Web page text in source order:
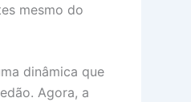
mesmo do
dinâmica que
Agora, a